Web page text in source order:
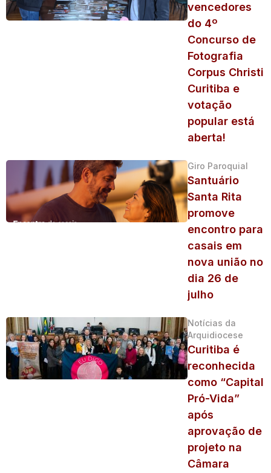
vencedores
do 4º
Concurso de
Fotografia
Corpus Christi
Curitiba e
votação
popular está
aberta!
Giro Paroquial
Santuário
Santa Rita
promove
encontro para
casais em
nova união no
dia 26 de
julho
Notícias da
Arquidiocese
Curitiba é
reconhecida
como “Capital
Pró-Vida”
após
aprovação de
projeto na
Câmara